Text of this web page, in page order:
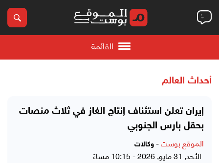
القائمة
أحداث العالم
إيران تعلن استئناف إنتاج الغاز في ثلاث منصات
بحقل بارس الجنوبي
الموقع بوست- وكالات
الأحد, 31 مايو, 2026 - 10:15 مساءً